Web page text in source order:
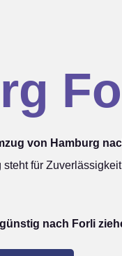
von Hamburg
für
nach Forli